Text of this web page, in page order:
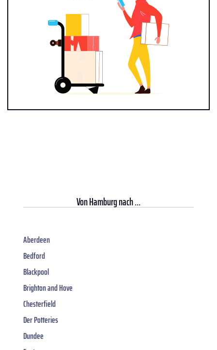
VonHamburgnach ...
Aberdeen
Bedford
Blackpool
Brighton and Hove
Chesterfield
Der Potteries
Dundee